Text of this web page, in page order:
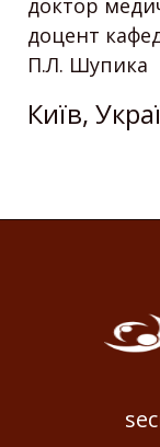
доктор
доцент
П.Л. Шупика
Київ,